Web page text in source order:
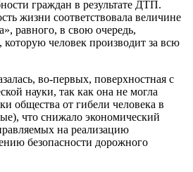
граждан в результате ДТП.
жизни соответствовала величине
равного, в свою очередь,
которую человек производит за всю
во-первых, поверхностная с
науки, так как она не могла
общества от гибели человека в
что снижало экономический
на реализацию
безопасности дорожного